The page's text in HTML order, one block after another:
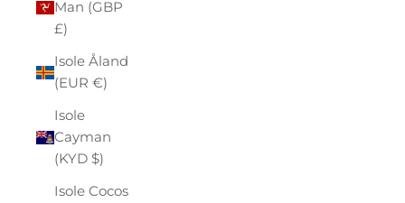
Man (GBP
£)
Isole Åland
(EUR €)
Isole
Cayman
(KYD $)
Isole Cocos